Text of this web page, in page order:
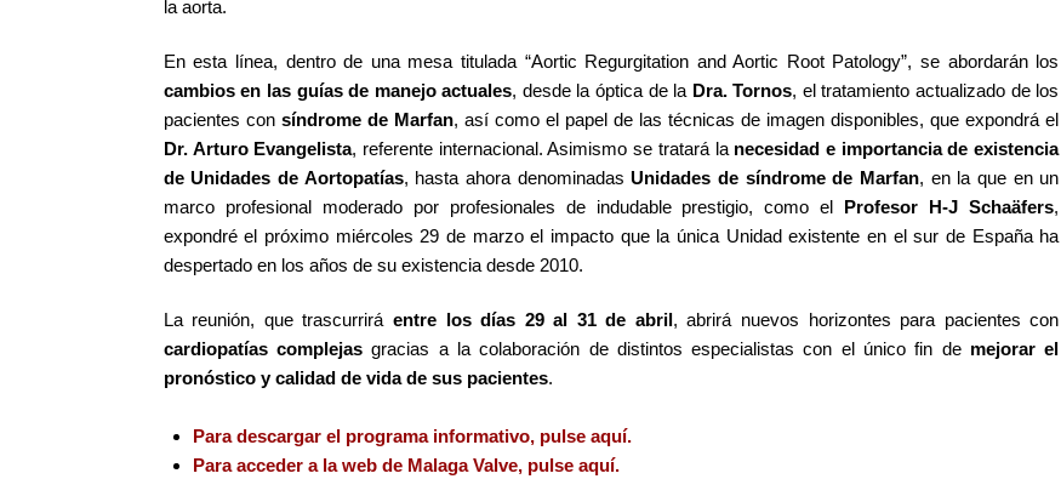
la aorta.
En esta línea, dentro de una mesa titulada “Aortic Regurgitation and Aortic Root Patology”, se abordarán los
cambios en las guías de manejo actuales, desde la óptica de la Dra. Tornos, el tratamiento actualizado de los
pacientes con síndrome de Marfan, así como el papel de las técnicas de imagen disponibles, que expondrá el
Dr. Arturo Evangelista, referente internacional. Asimismo se tratará lanecesidad e importancia de existencia
de Unidades de Aortopatías, hasta ahora denominadasUnidades de síndrome de Marfan, en la que en un
marco profesional moderado por profesionales de indudable prestigio, como el
Profesor H-J Schaäfers,
expondré el próximo miércoles 29 de marzo el impacto que la única Unidad existente en el sur de España ha
despertado en los años de su existencia desde 2010.
La reunión, que trascurriráentre los días 29 al 31 de abril, abrirá nuevos horizontes para pacientes con
cardiopatías complejas gracias a la colaboración de distintos especialistas con el único fin de mejorar el
pronóstico y calidad de vida de sus pacientes.
Para descargar el programa informativo, pulse aquí.
Para acceder a la web de Malaga Valve, pulse aquí.